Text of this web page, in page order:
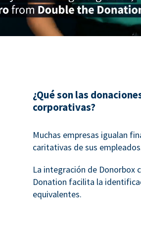
¿Qué son las
corporativas?
Muchas empresas igualan
caritativas de sus
La integración de Donorbox
Donation facilita la
equivalentes.